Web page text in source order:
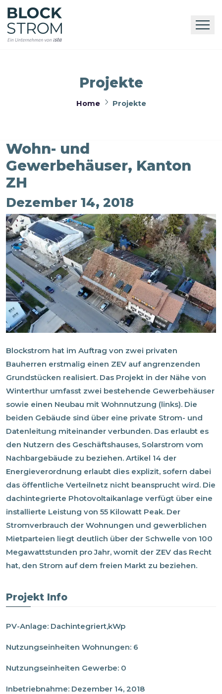
Projekte
Home Projekte
Wohn- und
Gewerbehäuser, Kanton
ZH
Dezember 14, 2018
Blockstrom hat im Auftrag von zwei privaten
Bauherren erstmalig einen ZEV auf angrenzenden
Grundstücken realisiert. Das Projekt in der Nähe von
Winterthur umfasst zwei bestehende Gewerbehäuser
sowie einen Neubau mit Wohnnutzung (links). Die
beiden Gebäude sind über eine private Strom- und
Datenleitung miteinander verbunden. Das erlaubt es
den Nutzern des Geschäftshauses, Solarstrom vom
Nachbargebäude zu beziehen. Artikel 14 der
Energieverordnung erlaubt dies explizit, sofern dabei
das öffentliche Verteilnetz nicht beansprucht wird. Die
dachintegrierte Photovoltaikanlage verfügt über eine
installierte Leistung von 55 Kilowatt Peak. Der
Stromverbrauch der Wohnungen und gewerblichen
Mietparteien liegt deutlich über der Schwelle von 100
Megawattstunden pro Jahr, womit der ZEV das Recht
hat, den Strom auf dem freien Markt zu beziehen.
Projekt Info
PV-Anlage: Dachintegriert,kWp
Nutzungseinheiten Wohnungen: 6
Nutzungseinheiten Gewerbe: 0
Inbetriebnahme: Dezember 14, 2018